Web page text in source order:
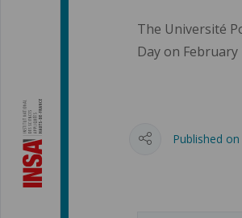
The Université
Day on February
Published